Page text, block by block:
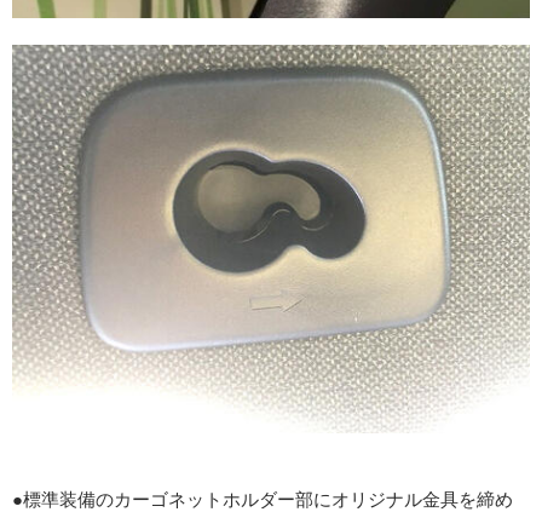
●標準装備のカーゴネットホルダー部にオリジナル金具を締め